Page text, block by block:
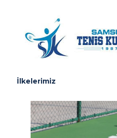
İlkelerimiz